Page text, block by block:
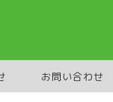
お問い合わせ